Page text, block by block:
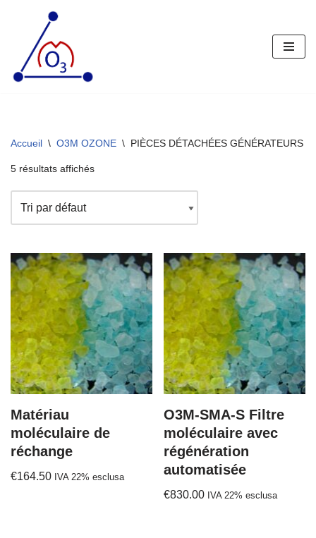
contenu
Accueil \ O3M OZONE \ PIÈCES DÉTACHÉES GÉNÉRATEURS
5 résultats affichés
Matériau
moléculaire de
réchange
€164.50 IVA 22% esclusa
O3M-SMA-S Filtre
moléculaire avec
régénération
automatisée
€830.00 IVA 22% esclusa